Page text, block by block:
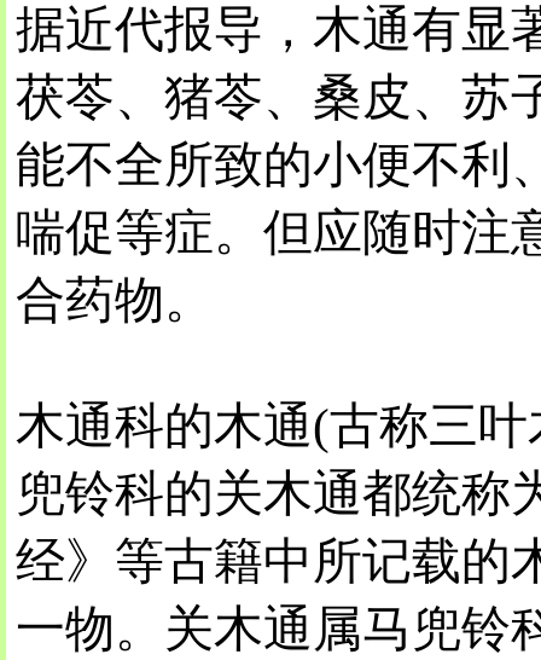
据近代报导，木通有显
茯苓、猪苓、桑皮、苏
能不全所致的小便不利
喘促等症。但应随时注
合药物。
木通科的木通(古称三
兜铃科的关木通都统称
经》等古籍中所记载的
一物。关木通属马兜铃